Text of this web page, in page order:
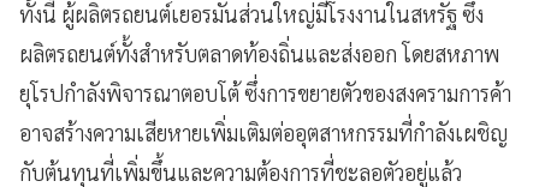
ทั้งนี้ ผู้ผลิตรถยนต์เยอรมันส่วนใหญ่มีโรงงานในสหรัฐ ซึ่ง
ผลิตรถยนต์ทั้งสำหรับตลาดท้องถิ่นและส่งออก โดยสหภาพ
ยุโรปกำลังพิจารณาตอบโต้ ซึ่งการขยายตัวของสงครามการค้า
อาจสร้างความเสียหายเพิ่มเติมต่ออุตสาหกรรมที่กำลังเผชิญ
กับต้นทุนที่เพิ่มขึ้นและความต้องการที่ชะลอตัวอยู่แล้ว